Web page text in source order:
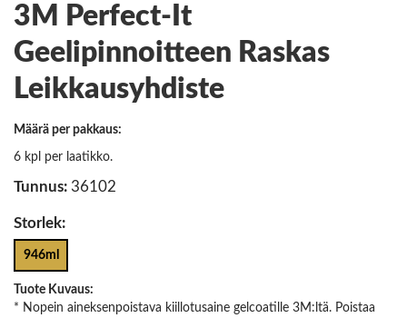
3M Perfect-It
Geelipinnoitteen Raskas
Leikkausyhdiste
Määrä per pakkaus:
6 kpl per laatikko.
Tunnus: 36102
Storlek:
946ml
Tuote Kuvaus:
* Nopein aineksenpoistava kiillotusaine gelcoatille 3M:ltä. Poistaa